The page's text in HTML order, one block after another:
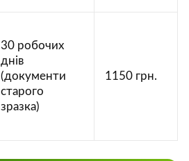
30 робочих
днів
(документи
старого
зразка)
1150 грн.